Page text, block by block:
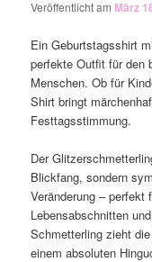
Veröffentlicht am März
Ein Geburtstagsshirt
perfekte Outfit für den
Menschen. Ob für
Shirt bringt
Festtagsstimmung.
Der
Blickfang, sondern
Veränderung – perfekt
Lebensabschnitten
Schmetterling zieht
einem absoluten